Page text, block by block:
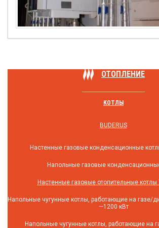
ОТОПЛЕНИЕ
КОТЛЫ
BUDERUS
Настенные газовые конденсационные
Напольные газовые
Настенные газовые отопительные котлы
Напольные чугунные котлы, работающие на газе/
—1200 кВт
Напольные чугунные котлы, работающие на